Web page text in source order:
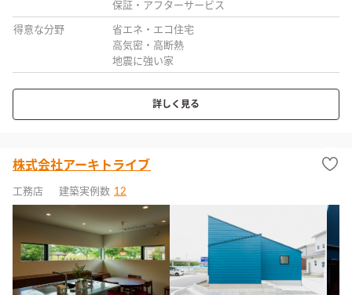
保証・アフターサービス
得意な分野
省エネ・エコ住宅
高気密・高断熱
地震に強い家
詳しく見る
株式会社アーキトライブ
工務店 建築実例数 12